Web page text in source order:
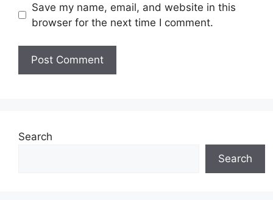
Save my name, email, and website in this
browser for the next time I comment.
Search
Search